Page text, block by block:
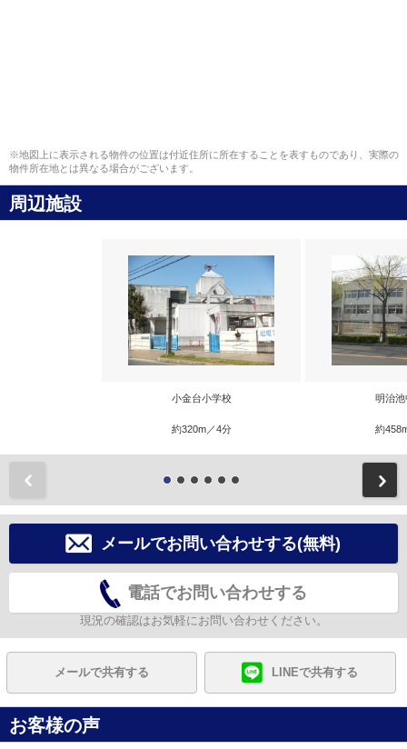
※地図上に表示される物件の位置は付近住所に所在することを表すものであり、実際の
物件所在地とは異なる場合がございます。
周辺施設
小金台小学校
約320m／4分
明治
約
メールでお問い合わせする(無料)
電話でお問い合わせする
現況の確認はお気軽にお問い合わせください。
メールで共有する LINEで共有する
お客様の声